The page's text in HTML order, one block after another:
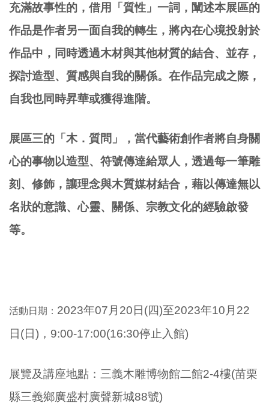
充滿故事性的，借用「質性」一詞，闡述本展區的
作品是作者另一面自我的轉生，將內在心境投射於
作品中，同時透過木材與其他材質的結合、並存，
探討造型、質感與自我的關係。在作品完成之際，
自我也同時昇華或獲得進階。
展區三的「木．質問」，當代藝術創作者將自身關
心的事物以造型、符號傳達給眾人，透過每一筆雕
刻、修飾，讓理念與木質媒材結合，藉以傳達無以
名狀的意識、心靈、關係、宗教文化的經驗啟發
等。
活動日期： 2023年07月20日(四)至2023年10月22
日(日)，9:00-17:00(16:30停止入館)
展覽及講座地點：三義木雕博物館二館2-4樓(苗栗
縣三義鄉廣盛村廣聲新城88號)